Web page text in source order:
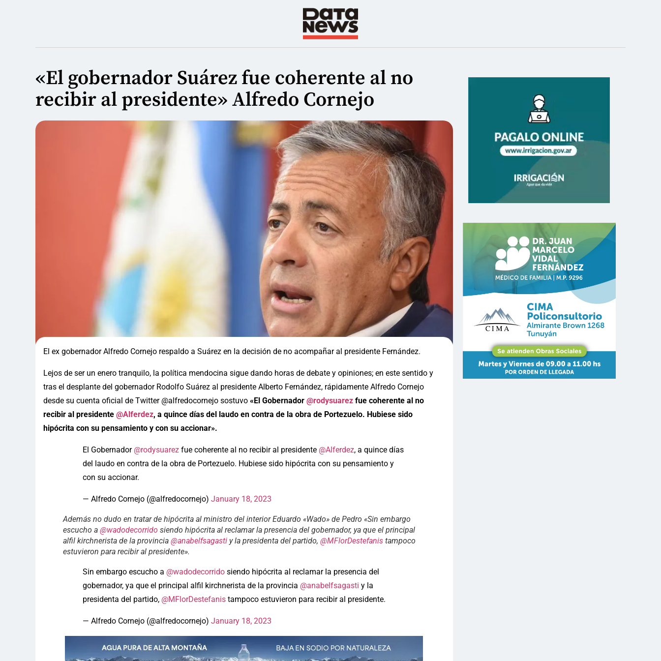
«El gobernador Suárez fue coherente al no
recibir al presidente» Alfredo Cornejo
El ex gobernador Alfredo Cornejo respaldo a Suárez en la decisión de no acompañar al presidente Fernández.
Lejos de ser un enero tranquilo, la política mendocina sigue dando horas de debate y opiniones; en este sentido y
tras el desplante del gobernador Rodolfo Suárez al presidente Alberto Fernández, rápidamente Alfredo Cornejo
desde su cuenta oficial de Twitter @alfredocornejo sostuvo «El Gobernador @rodysuarez fue coherente al no
recibir al presidente @Alferdez, a quince días del laudo en contra de la obra de Portezuelo. Hubiese sido
hipócrita con su pensamiento y con su accionar».
El Gobernador @rodysuarez fue coherente al no recibir al presidente @Alferdez, a quince días
del laudo en contra de la obra de Portezuelo. Hubiese sido hipócrita con su pensamiento y
con su accionar.
— Alfredo Cornejo (@alfredocornejo) January 18, 2023
Además no dudo en tratar de hipócrita al ministro del interior Eduardo «Wado» de Pedro «Sin embargo
escucho a @wadodecorrido siendo hipócrita al reclamar la presencia del gobernador, ya que el principal
alfil kirchnerista de la provincia @anabelfsagasti y la presidenta del partido, @MFlorDestefanis tampoco
estuvieron para recibir al presidente».
Sin embargo escucho a @wadodecorrido siendo hipócrita al reclamar la presencia del
gobernador, ya que el principal alfil kirchnerista de la provincia @anabelfsagasti y la
presidenta del partido, @MFlorDestefanis tampoco estuvieron para recibir al presidente.
— Alfredo Cornejo (@alfredocornejo) January 18, 2023